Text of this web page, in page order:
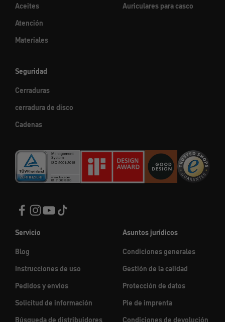
Aceites
Atención
Materiales
Auriculares para casco
Seguridad
Cerraduras
cerradura de disco
Cadenas
Servicio
Blog
Instrucciones de uso
Pedidos y envíos
Solicitud de información
Búsqueda de distribuidores
Asuntos jurídicos
Condiciones generales
Gestión de la calidad
Protección de datos
Pie de imprenta
Condiciones de devolución